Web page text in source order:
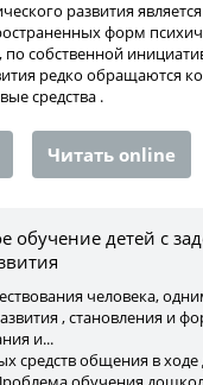
развития
форм
собственной
редко обращаются
средства .
Читать online
обучение детей с
человека,
, становления и
и...
средств общения в ходе